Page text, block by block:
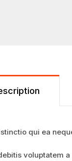
qui ea
voluptatem